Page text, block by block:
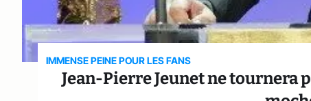
IMMENSE PEINE POUR LES FANS
Jean-Pierre Jeunet ne tournera